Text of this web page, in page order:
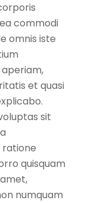
commodi
omnis iste
et quasi
sit
ratione
quisquam
numquam